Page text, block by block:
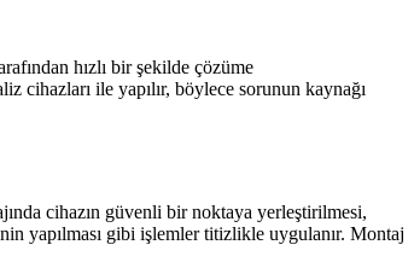
hızlı bir şekilde çözüme
cihazları ile yapılır, böylece sorunun kaynağı
cihazın güvenli bir noktaya yerleştirilmesi,
yapılması gibi işlemler titizlikle uygulanır. Montaj